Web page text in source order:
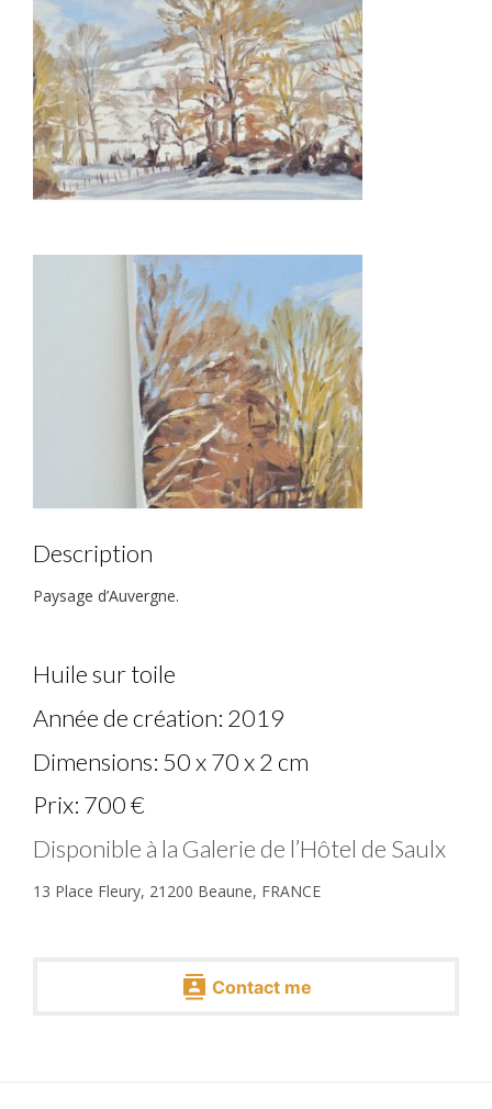
Description
Paysage d’Auvergne.
Huile sur toile
Année de création: 2019
Dimensions: 50 x 70 x 2 cm
Prix: 700 €
Disponible à la Galerie de l’Hôtel de Saulx
13 Place Fleury, 21200 Beaune, FRANCE
Contact me